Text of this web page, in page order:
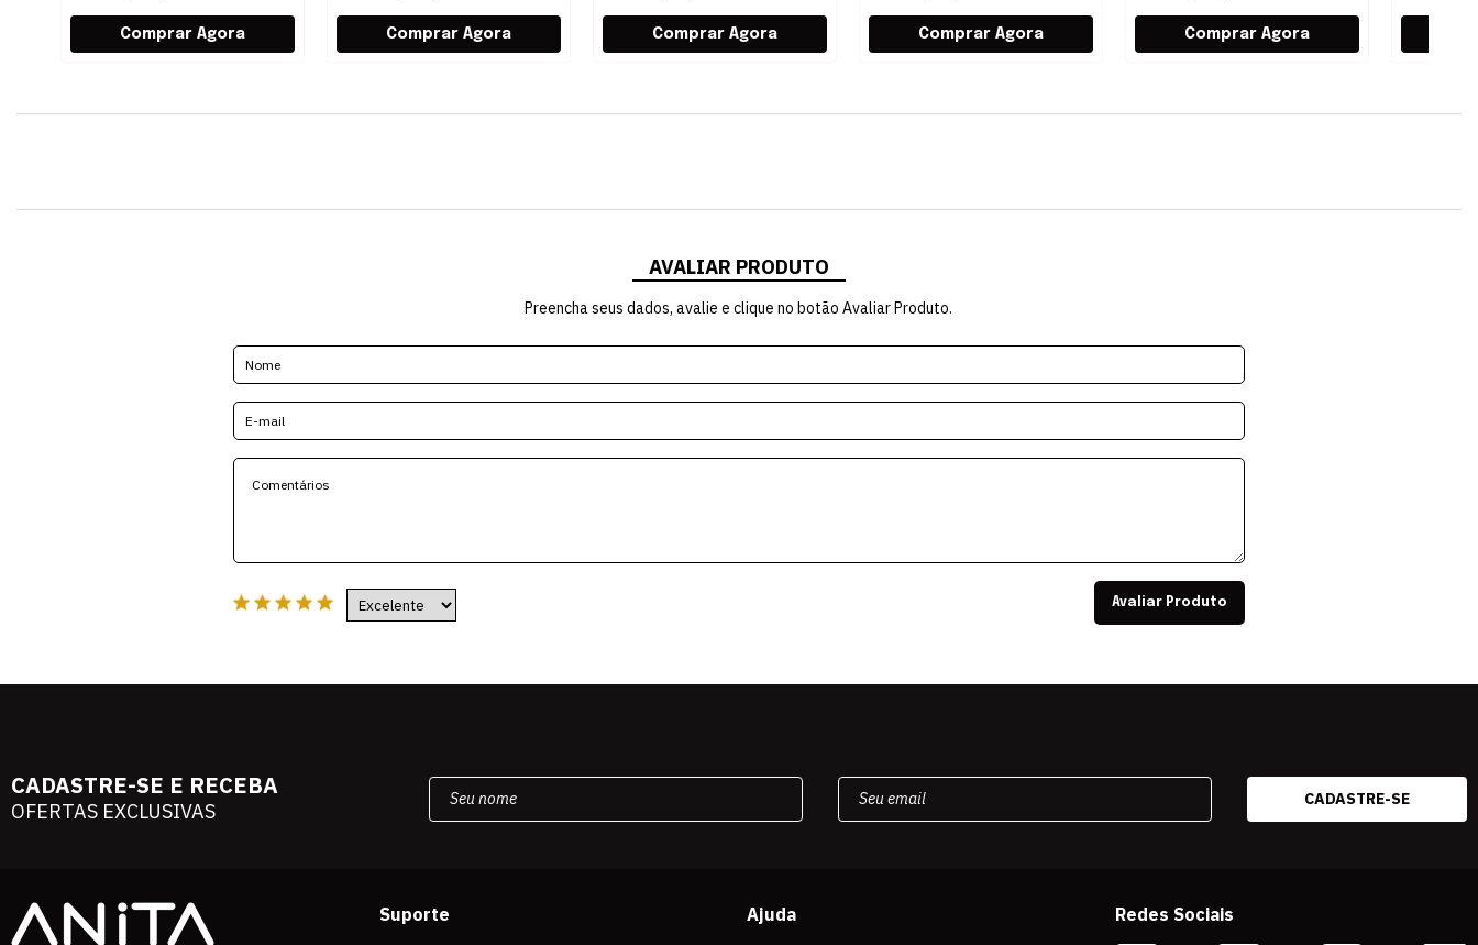
AVALIAR PRODUTO
Preencha seus dados, avalie e clique no botão Avaliar Produto.
Avaliar Produto
CADASTRE-SE E RECEBA
OFERTAS EXCLUSIVAS
Suporte
Ajuda
Redes Sociais